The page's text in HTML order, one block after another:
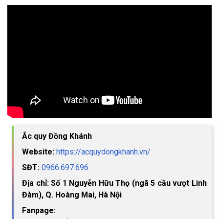
Ắc quy Đồng Khánh
Website: https://acquydongkhanh.vn/
SĐT: 0966.697.696
Địa chỉ: Số 1 Nguyễn Hữu Thọ (ngã 5 cầu vượt Linh
Đàm), Q. Hoàng Mai, Hà Nội
Fanpage: